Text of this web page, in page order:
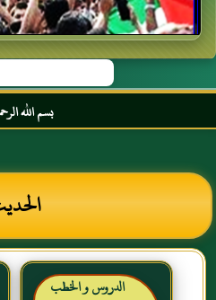
بسم الله
الدروس و الخطب